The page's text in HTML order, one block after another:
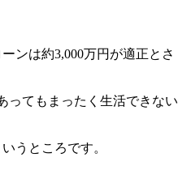
ンは約3,000万円が適正とさ
ってもまったく生活できない
うところです。